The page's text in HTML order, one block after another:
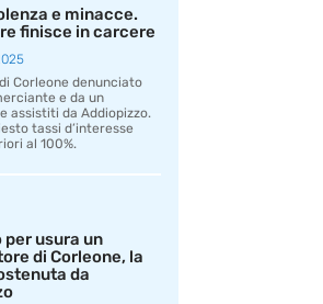
e minacce.
finisce in carcere
Corleone denunciato
e da un
assistiti da Addiopizzo.
tassi d’interesse
al 100%.
usura un
di Corleone, la
da